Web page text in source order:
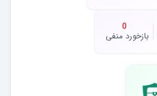
0
بازخورد منفی